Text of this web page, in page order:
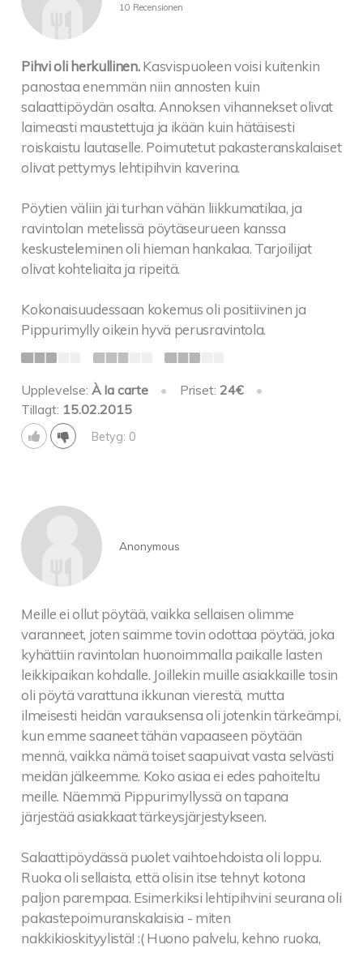
10 Recensionen
Pihvi oli herkullinen. Kasvispuoleen voisi kuitenkin
panostaa enemmän niin annosten kuin
salaattipöydän osalta. Annoksen vihannekset olivat
laimeasti maustettuja ja ikään kuin hätäisesti
roiskaistu lautaselle. Poimutetut pakasteranskalaiset
olivat pettymys lehtipihvin kaverina.
Pöytien väliin jäi turhan vähän liikkumatilaa, ja
ravintolan metelissä pöytäseurueen kanssa
keskusteleminen oli hieman hankalaa. Tarjoilijat
olivat kohteliaita ja ripeitä.
Kokonaisuudessaan kokemus oli positiivinen ja
Pippurimylly oikein hyvä perusravintola.
Upplevelse:À la carte • Priset: 24€
•
Tillagt: 15.02.2015
Betyg: 0
Anonymous
Meille ei ollut pöytää, vaikka sellaisen olimme
varanneet, joten saimme tovin odottaa pöytää, joka
kyhättiin ravintolan huonoimmalla paikalle lasten
leikkipaikan kohdalle. Joillekin muille asiakkaille tosin
oli pöytä varattuna ikkunan vierestä, mutta
ilmeisesti heidän varauksensa oli jotenkin tärkeämpi,
kun emme saaneet tähän vapaaseen pöytään
mennä, vaikka nämä toiset saapuivat vasta selvästi
meidän jälkeemme. Koko asiaa ei edes pahoiteltu
meille. Näemmä Pippurimyllyssä on tapana
järjestää asiakkaat tärkeysjärjestykseen.
Salaattipöydässä puolet vaihtoehdoista oli loppu.
Ruoka oli sellaista, että olisin itse tehnyt kotona
paljon parempaa. Esimerkiksi lehtipihvini seurana oli
pakastepoimuranskalaisia - miten
nakkikioskityylistä! :( Huono palvelu, kehno ruoka,